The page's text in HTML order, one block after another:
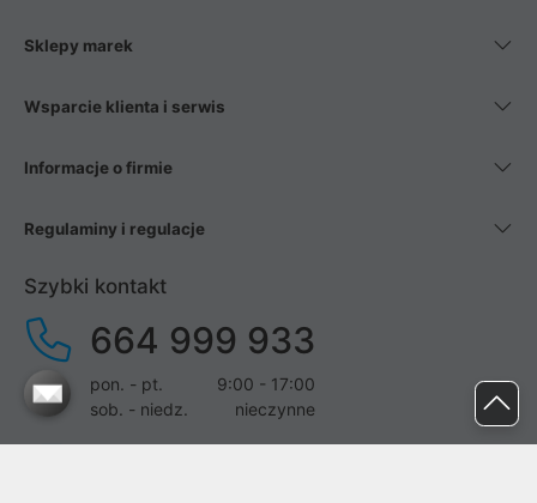
Sklepy marek
Wsparcie klienta i serwis
Informacje o firmie
Regulaminy i regulacje
Szybki kontakt
664 999 933
pon. - pt.
9:00 - 17:00
sob. - niedz.
nieczynne